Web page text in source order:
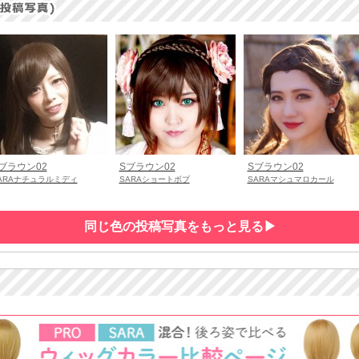
ラウン02
ナチュラルミディ
Sブラウン02
SARAショートボブ
Sブラウン02
SARAマシュマロカール